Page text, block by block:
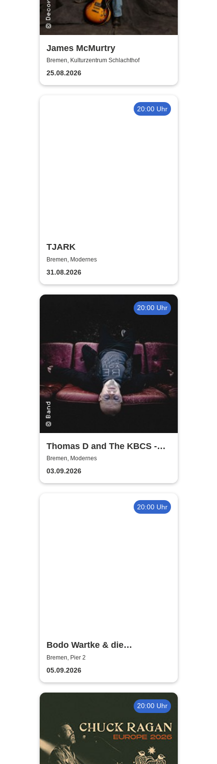
James McMurtry
Bremen, Kulturzentrum Schlachthof
25.08.2026
20:00 Uhr
TJARK
Bremen, Modernes
31.08.2026
20:00 Uhr
Thomas D and The KBCS -
Neocortex Tour 2026
Bremen, Modernes
03.09.2026
20:00 Uhr
Bodo Wartke & die
SchönenGutenA-Band - In
guter Begleitung
Bremen, Pier 2
05.09.2026
20:00 Uhr